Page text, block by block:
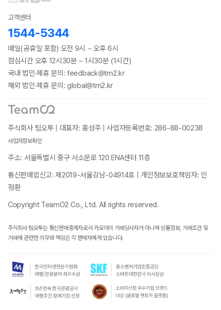
고객센터
1544-5344
매일(공휴일 포함) 오전 9시 ~ 오후 6시
점심시간 오후 12시30분 ~ 1시30분 (1시간)
국내 법인·제휴 문의: feedback@tm2.kr
해외 법인·제휴 문의: global@tm2.kr
주식회사 팀오투 | 대표자: 홍성주 | 사업자등록번호: 286-88-00238
사업자정보확인
주소: 서울특별시 중구 서소문로 120 ENA센터 11층
통신판매업신고: 제2019-서울강남-04914호 | 개인정보보호책임자: 인
정환
Copyright TeamO2 Co., Ltd. All rights reserved.
주식회사 팀오투는 통신판매중개자로서 카모아의 거래당사자가 아니며 상품정보, 거래조건 및
거래에 관련한 의무와 책임은 각 판매자에게 있습니다.